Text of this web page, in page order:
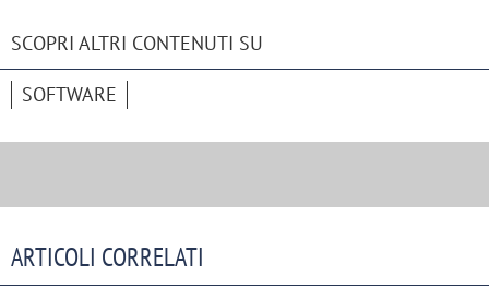
SCOPRI ALTRI CONTENUTI SU
SOFTWARE
ARTICOLI CORRELATI